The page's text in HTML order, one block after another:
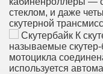
стеклом, и даже
скутерной
Скутербайк К
называемые скутер-
мотоцикла
используется